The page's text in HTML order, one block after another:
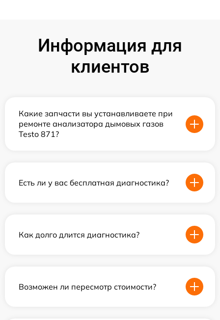
Информация для
клиентов
Какие запчасти вы устанавливаете при
ремонте анализатора дымовых газов
Testo 871?
Есть ли у вас бесплатная диагностика?
Как долго длится диагностика?
Возможен ли пересмотр стоимости?